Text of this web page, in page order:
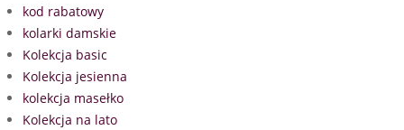
kod rabatowy
kolarki damskie
Kolekcja basic
Kolekcja jesienna
kolekcja masełko
Kolekcja na lato